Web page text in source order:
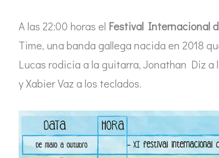
A las 22:00 horas el Festival Internacional
Time, una banda gallega nacida en 2018
Lucas rodicia a la guitarra, Jonathan Diz a
y Xabier Vaz a los teclados.